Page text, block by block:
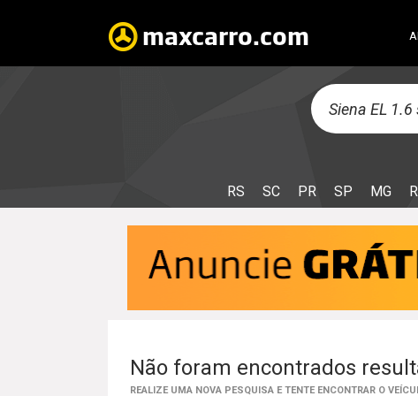
RS SC PR SP MG
Não foram encontrados
REALIZE UMA NOVA PESQUISA E TENTE ENCONTRAR O